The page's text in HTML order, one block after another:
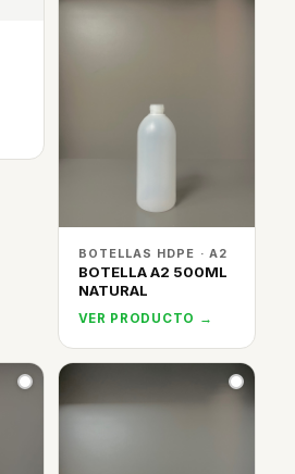
BOTELLAS HDPE · A2
BOTELLA A2 500ML
NATURAL
VER PRODUCTO →